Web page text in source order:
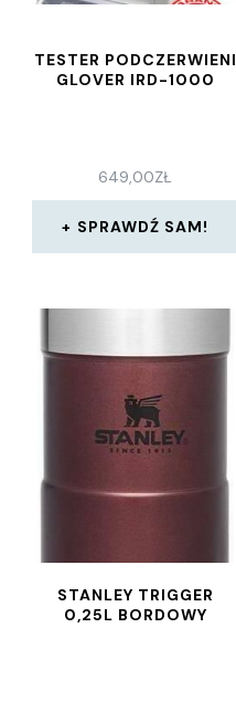
TESTER PODCZERWIENI
GLOVER IRD-1000
649,00ZŁ
SPRAWDŹ SAM!
STANLEY TRIGGER
0,25L BORDOWY